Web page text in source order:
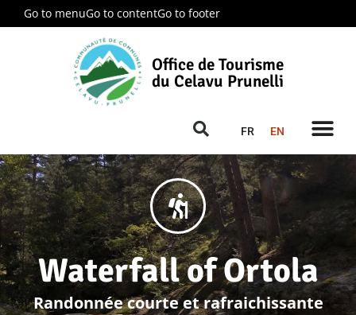
Go to menuGo to contentGo to footer
Office de Tourisme
du Celavu Prunelli
FR EN
Waterfall of Ortola
Randonnée courte et rafraichissante